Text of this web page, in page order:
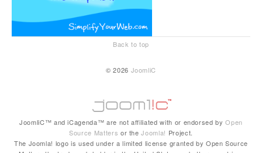
Back to top
© 2026 JoomliC
JoomliC™ and iCagenda™ are not affiliated with or endorsed byOpen
Source Matters or theJoomla! Project.
The Joomla! logo is used under a limited license granted by Open Source